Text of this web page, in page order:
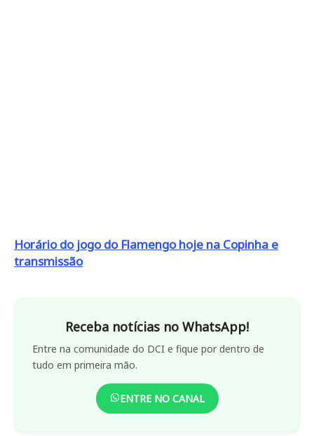
Horário do jogo do Flamengo hoje na Copinha e
transmissão
Receba notícias no WhatsApp!
Entre na comunidade do DCI e fique por dentro de
tudo em primeira mão.
ENTRE NO CANAL